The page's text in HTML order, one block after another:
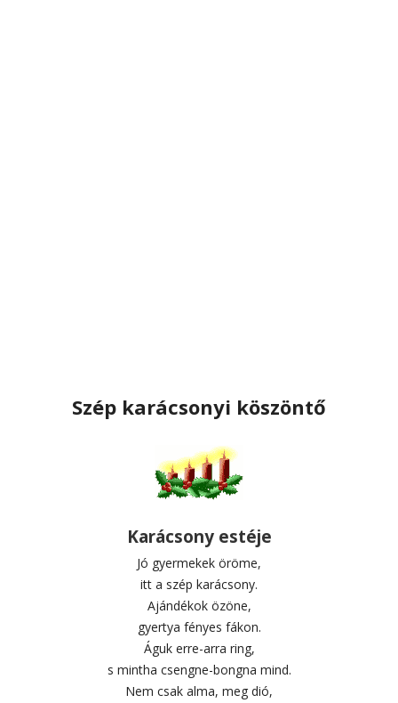
Szép karácsonyi köszöntő
Karácsony estéje
Jó gyermekek öröme,
itt a szép karácsony.
Ajándékok özöne,
gyertya fényes fákon.
Águk erre-arra ring,
s mintha csengne-bongna mind.
Nem csak alma, meg dió,